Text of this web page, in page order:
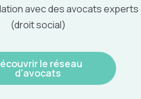
avec des avocats experts
(droit social)
le réseau
d'avocats